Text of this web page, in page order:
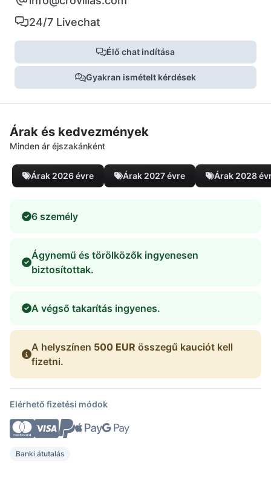
24/7 Livechat
Élő chat indítása
Gyakran ismételt kérdések
Árak és kedvezmények
Minden ár éjszakánként
Árak 2026 évre Árak 2027 évre Árak 2028
6 személy
Ágynemű és törölközők ingyenesen
biztosítottak.
A végső takarítás ingyenes.
A helyszínen 500 EUR összegű kauciót kell
fizetni.
Elérhető fizetési módok
Banki átutalás